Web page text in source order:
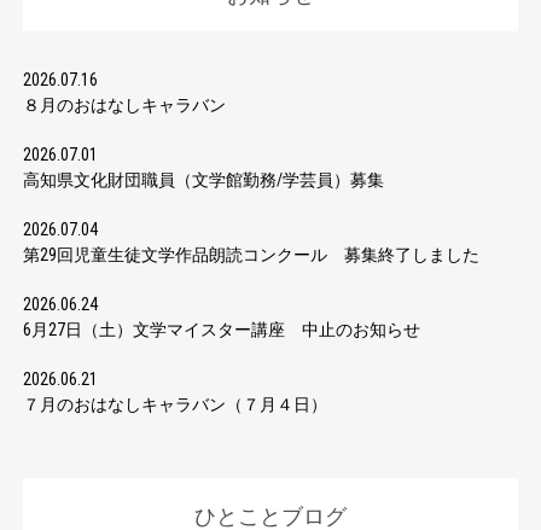
2026.07.16
８月のおはなしキャラバン
2026.07.01
高知県文化財団職員（文学館勤務/学芸員）募集
2026.07.04
第29回児童生徒文学作品朗読コンクール 募集終了しました
2026.06.24
6月27日（土）文学マイスター講座 中止のお知らせ
2026.06.21
７月のおはなしキャラバン（７月４日）
ひとことブログ